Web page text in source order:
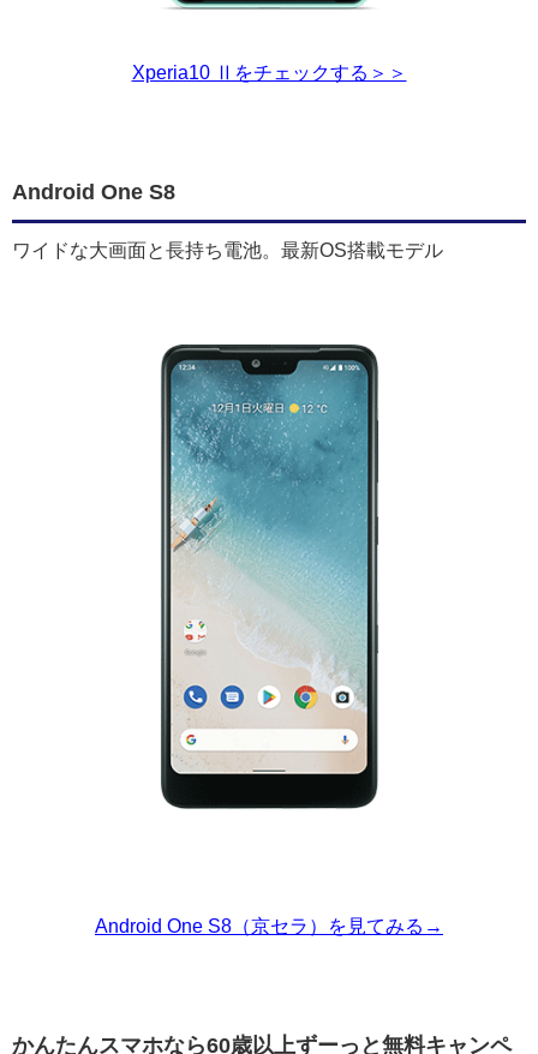
Xperia10 Ⅱをチェックする＞＞
Android One S8
ワイドな大画面と長持ち電池。最新OS搭載モデル
Android One S8（京セラ）を見てみる→
かんたんスマホなら60歳以上ずーっと無料キャンペ